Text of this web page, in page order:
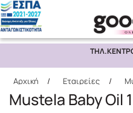
Αρχική / Εταιρείες /
Mustela Baby Oil